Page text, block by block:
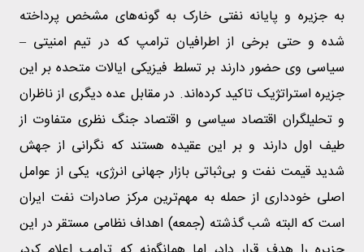
به جزیره و پایانه نفتی خارک به گونه‌های مشخص پرداخته
شده و حتی برخی از اطرافیان ترامپ که در تیم امنیتی –
سیاسی وی حضور دارند بر تسلط فیزیکی ایالات متحده بر این
جزیره استراتژیک تاکید کرده‌اند. در مقابل عده‌ دیگری از ناظران
و تحلیلگران اقتصاد سیاسی و اقتصاد جنگ نظری متفاوت از
طیف اول دارند و بر این عقیده هستند که نگرانی از جهش
شدید قیمت نفت و بی‌ثباتی بازار جهانی انرژی، یکی از عوامل
اصلی خودداری از حمله به مهم‌ترین مرکز صادرات نفت ایران
است که البته شب گذشته (جمعه) اهداف نظامی مستقر در این